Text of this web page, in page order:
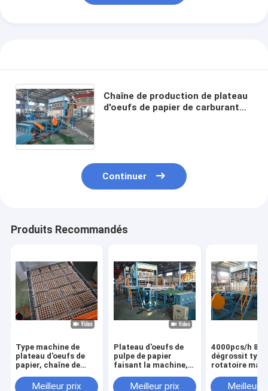
Chaîne de production de plateau
d'oeufs de papier de carburant
Continuer
Produits Recommandés
Type machine de
plateau d'oeufs de
papier, chaîne de
production de haute
Meilleur prix
Plateau d'oeufs de
pulpe de papier
faisant la machine,
papier produisant la
Meilleur prix
4000pcs/h 8
dégrossit type
rotatoire
plateauMeilleur